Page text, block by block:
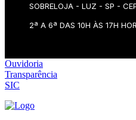
SOBRELOJA - LUZ - SP -
2ª A 6ª DAS 10H ÀS 17H
Ouvidoria
Transparência
SIC